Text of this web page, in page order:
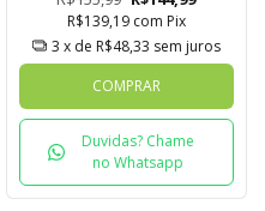
R$139,19 com Pix
3 x de R$48,33 sem juros
COMPRAR
Duvidas? Chame
no Whatsapp